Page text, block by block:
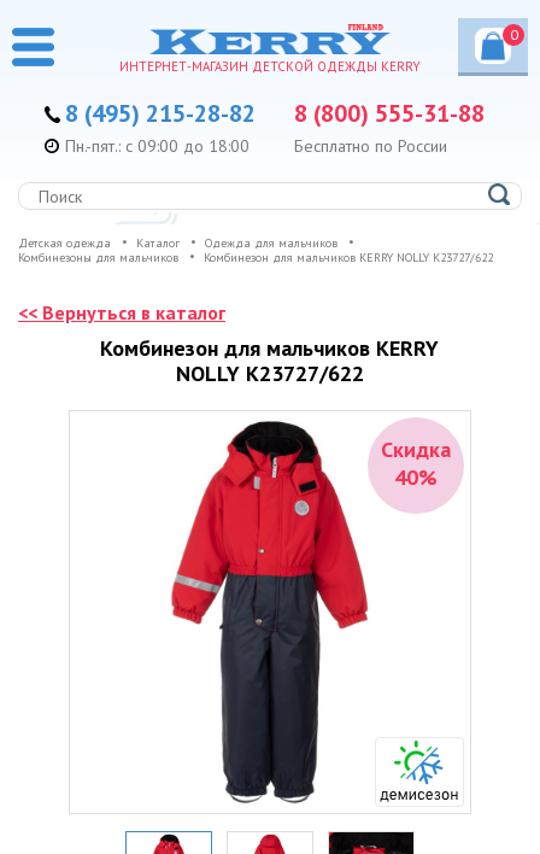
ИНТЕРНЕТ-МАГАЗИН ДЕТСКОЙ ОДЕЖДЫ KERRY
0
8 (495) 215-28-82 8 (800) 555-31-88
Бесплатно по России
Пн.-пят.: с 09:00 до 18:00
Детская одежда Каталог
Одежда для мальчиков
Комбинезоны для мальчиков
Комбинезон для мальчиков KERRY NOLLY K23727/622
<< Вернуться в каталог
Комбинезон для мальчиков KERRY
NOLLY K23727/622
Скидка
40%